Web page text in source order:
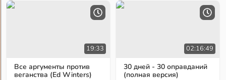
19:33
Все аргументы против
веганства (Ed Winters)
02:16:49
30 дней - 30 оправданий
(полная версия)